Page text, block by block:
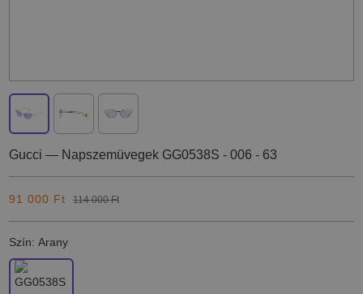
Gucci — Napszemüvegek GG0538S - 006 - 63
91 000 Ft 114 000 Ft
Szín: Arany